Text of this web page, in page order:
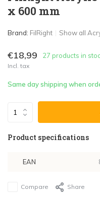
x 600 mm
Brand: FilRight Show all
€18,99 27 products in
Incl. tax
Same day shipping when
Product specifications
EAN
Compare Share